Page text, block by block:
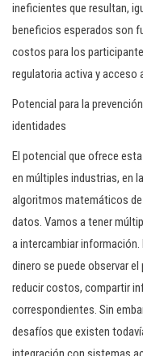
ineficientes que resultan,
beneficios esperados son
costos para los
regulatoria activa y acceso
Potencial para la
identidades
El potencial que ofrece
en múltiples industrias, en
algoritmos matemáticos
datos. Vamos a tener
a intercambiar información.
dinero se puede observar
reducir costos, compartir
correspondientes. Sin
desafíos que existen